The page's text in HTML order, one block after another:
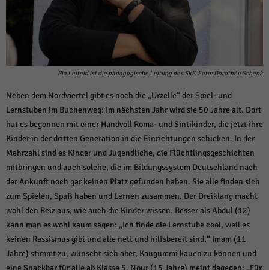
Pia Leifeld ist die pädagogische Leitung des SkF. Foto: Dorothée Schenk
Neben dem Nordviertel gibt es noch die „Urzelle“ der Spiel- und
Lernstuben im Buchenweg: Im nächsten Jahr wird sie 50 Jahre alt. Dort
hat es begonnen mit einer Handvoll Roma- und Sintikinder, die jetzt ihre
Kinder in der dritten Generation in die Einrichtungen schicken. In der
Mehrzahl sind es Kinder und Jugendliche, die Flüchtlingsgeschichten
mitbringen und auch solche, die im Bildungssystem Deutschland nach
der Ankunft noch gar keinen Platz gefunden haben. Sie alle finden sich
zum Spielen, Spaß haben und Lernen zusammen. Der Dreiklang macht
wohl den Reiz aus, wie auch die Kinder wissen. Besser als Abdul (12)
kann man es wohl kaum sagen: „Ich finde die Lernstube cool, weil es
keinen Rassismus gibt und alle nett und hilfsbereit sind.“ Imam (11
Jahre) stimmt zu, wünscht sich aber, Kaugummi kauen zu können und